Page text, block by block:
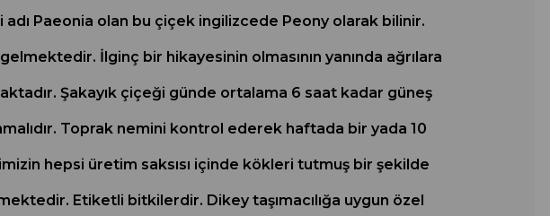
adı Paeonia olan bu çiçek ingilizcede Peony olarak bilinir.
İlginç bir hikayesinin olmasının yanında ağrılara
Şakayık çiçeği günde ortalama 6 saat kadar güneş
Toprak nemini kontrol ederek haftada bir yada 10
hepsi üretim saksısı içinde kökleri tutmuş bir şekilde
Etiketli bitkilerdir. Dikey taşımacılığa uygun özel